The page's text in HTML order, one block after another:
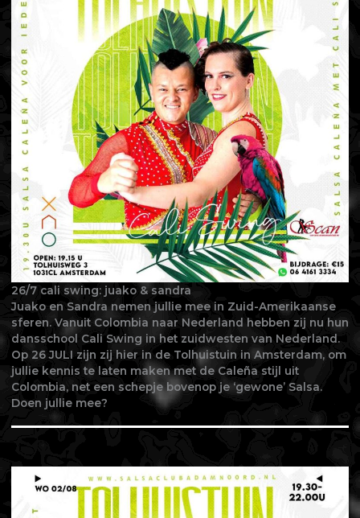
26/7 cali swing: juako & sandra
Juako en Sandra nemen jullie mee in Zuid-Amerikaanse
sferen. Vanuit Colombia naar Nederland hebben zij nu hun
dansschool Cali Swing in het zuidwesten van Nederland.
Op 26 JULI zijn zij hier in de Tolhuistuin in Amsterdam, om
jullie kennis te laten maken met de Caleña stijl uit
Colombia, net een schepje bovenop je ‘gewone’ Salsa.
Doen jullie mee?